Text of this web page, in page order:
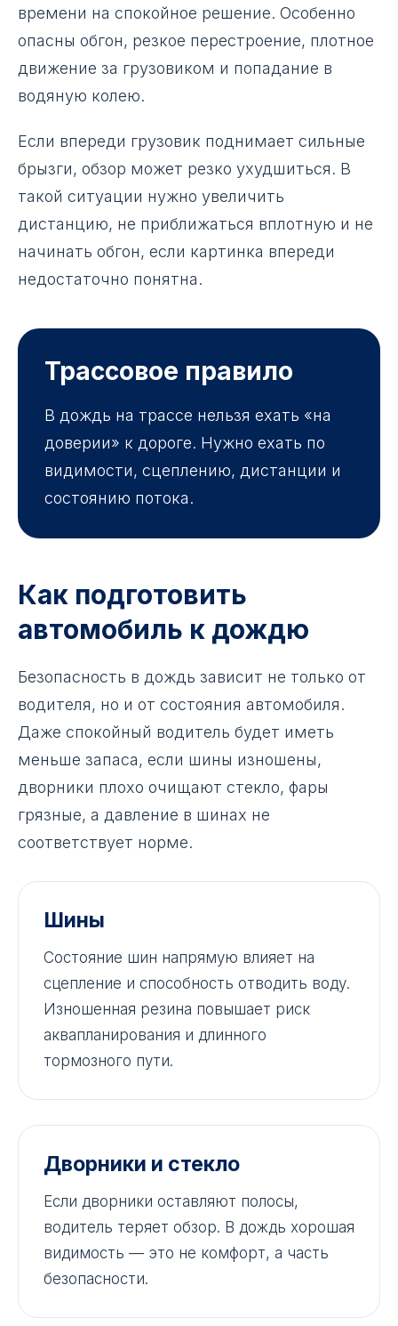
времени на спокойное решение. Особенно
опасны обгон, резкое перестроение, плотное
движение за грузовиком и попадание в
водяную колею.
Если впереди грузовик поднимает сильные
брызги, обзор может резко ухудшиться. В
такой ситуации нужно увеличить
дистанцию, не приближаться вплотную и не
начинать обгон, если картинка впереди
недостаточно понятна.
Трассовое правило
В дождь на трассе нельзя ехать «на
доверии» к дороге. Нужно ехать по
видимости, сцеплению, дистанции и
состоянию потока.
Как подготовить
автомобиль к дождю
Безопасность в дождь зависит не только от
водителя, но и от состояния автомобиля.
Даже спокойный водитель будет иметь
меньше запаса, если шины изношены,
дворники плохо очищают стекло, фары
грязные, а давление в шинах не
соответствует норме.
Шины
Состояние шин напрямую влияет на
сцепление и способность отводить воду.
Изношенная резина повышает риск
аквапланирования и длинного
тормозного пути.
Дворники и стекло
Если дворники оставляют полосы,
водитель теряет обзор. В дождь хорошая
видимость — это не комфорт, а часть
безопасности.